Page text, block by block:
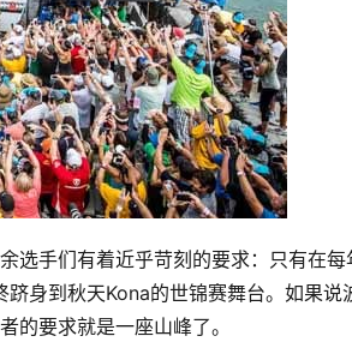
选手们有着近乎苛刻的要求：只有在每
身到秋天Kona的世锦赛舞台。如果说
的要求就是一座山峰了。